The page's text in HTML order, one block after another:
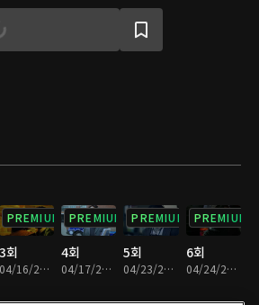
밖에서 하는 정의 실현은 또 다른 범죄라 여
하지 못하는 일을 해내는 그들을 보며, 공권
필요성 사이에서 갈등한다.
PREMIUM
3회
04/16/2021 • 1시간 3분
PREMIUM
4회
04/17/2021 • 59분
PREMIUM
5회
04/23/2021 • 1시간 4분
PREMIUM
6회
04/24/2021 • 1시간